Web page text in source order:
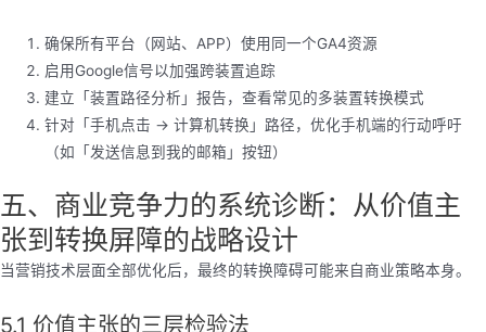
确保所有平台（网站、APP）使用同一个GA4资源
启用Google信号以加强跨装置追踪
建立「装置路径分析」报告，查看常见的多装置转换模式
针对「手机点击 → 计算机转换」路径，优化手机端的行动呼吁
（如「发送信息到我的邮箱」按钮）
五、商业竞争力的系统诊断：从价值主
张到转换屏障的战略设计
当营销技术层面全部优化后，最终的转换障碍可能来自商业策略本身。
5.1 价值主张的三层检验法